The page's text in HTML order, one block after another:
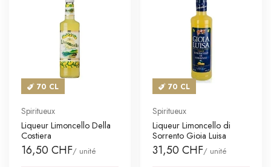
70 CL
Spiritueux
Liqueur Limoncello Della
Costiera
16,50 CHF/ unité
70 CL
Spiritueux
Liqueur Limoncello di
Sorrento Gioia Luisa
31,50 CHF/ unité